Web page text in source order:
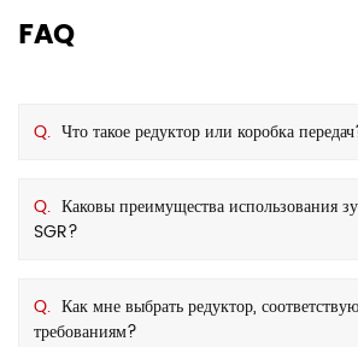
FAQ
Q. Что такое редуктор или коробка
Q. Каковы преимущества использования
SGR?
Q. Как мне выбрать редуктор,
требованиям?